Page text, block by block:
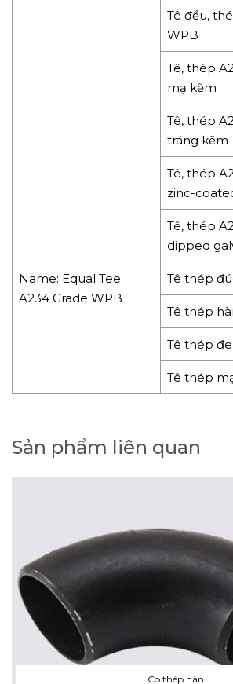
Tê đều,
WPB
Tê, thép
mạ kẽm
Tê, thép
tráng kẽm
Tê, thép
zinc-
Tê, thép
dipped
Name: Equal Tee
A234 Grade WPB
Tê thép
Tê thép
Tê thép
Tê thép
Sản phẩm liên quan
Co thép hàn